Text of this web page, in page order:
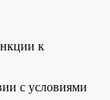
к
с условиями